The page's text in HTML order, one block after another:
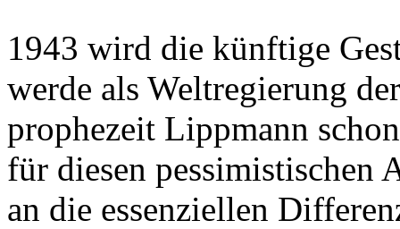
1943 wird die künftige
werde als Weltregierung
prophezeit Lippmann
für diesen pessimistischen
an die essenziellen